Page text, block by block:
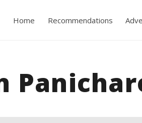
Home Recommendations